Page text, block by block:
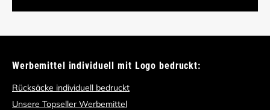
Werbemittel individuell mit Logo bedruckt:
Rücksäcke individuell bedruckt
Unsere Topseller Werbemittel